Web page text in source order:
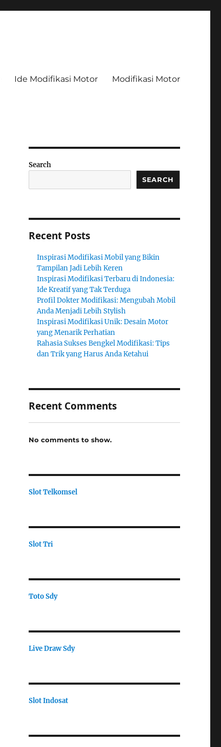
Ide Modifikasi Motor Modifikasi Motor
Search
SEARCH
Recent Posts
Inspirasi Modifikasi Mobil yang Bikin
Tampilan Jadi Lebih Keren
Inspirasi Modifikasi Terbaru di Indonesia:
Ide Kreatif yang Tak Terduga
Profil Dokter Modifikasi: Mengubah Mobil
Anda Menjadi Lebih Stylish
Inspirasi Modifikasi Unik: Desain Motor
yang Menarik Perhatian
Rahasia Sukses Bengkel Modifikasi: Tips
dan Trik yang Harus Anda Ketahui
Recent Comments
No comments to show.
Slot Telkomsel
Slot Tri
Toto Sdy
Live Draw Sdy
Slot Indosat